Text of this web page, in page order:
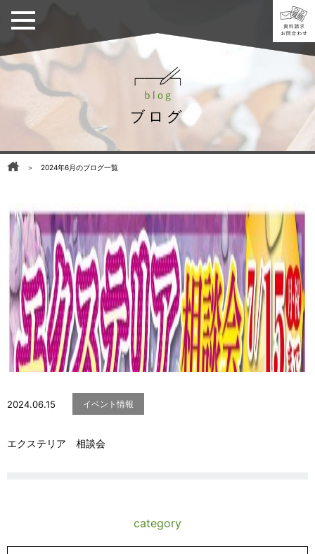
ブログ
＞ 2024年6月のブログ一覧
2024.06.15 イベント情報
エクステリア 相談会
category